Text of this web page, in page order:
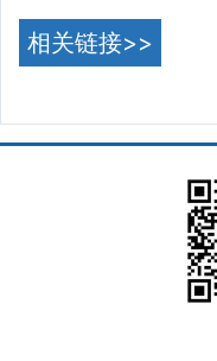
相关链接>>